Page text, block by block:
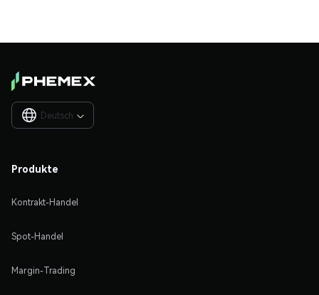
Deutsch 
Produkte
Kontrakt-Handel
Spot-Handel
Margin-Trading